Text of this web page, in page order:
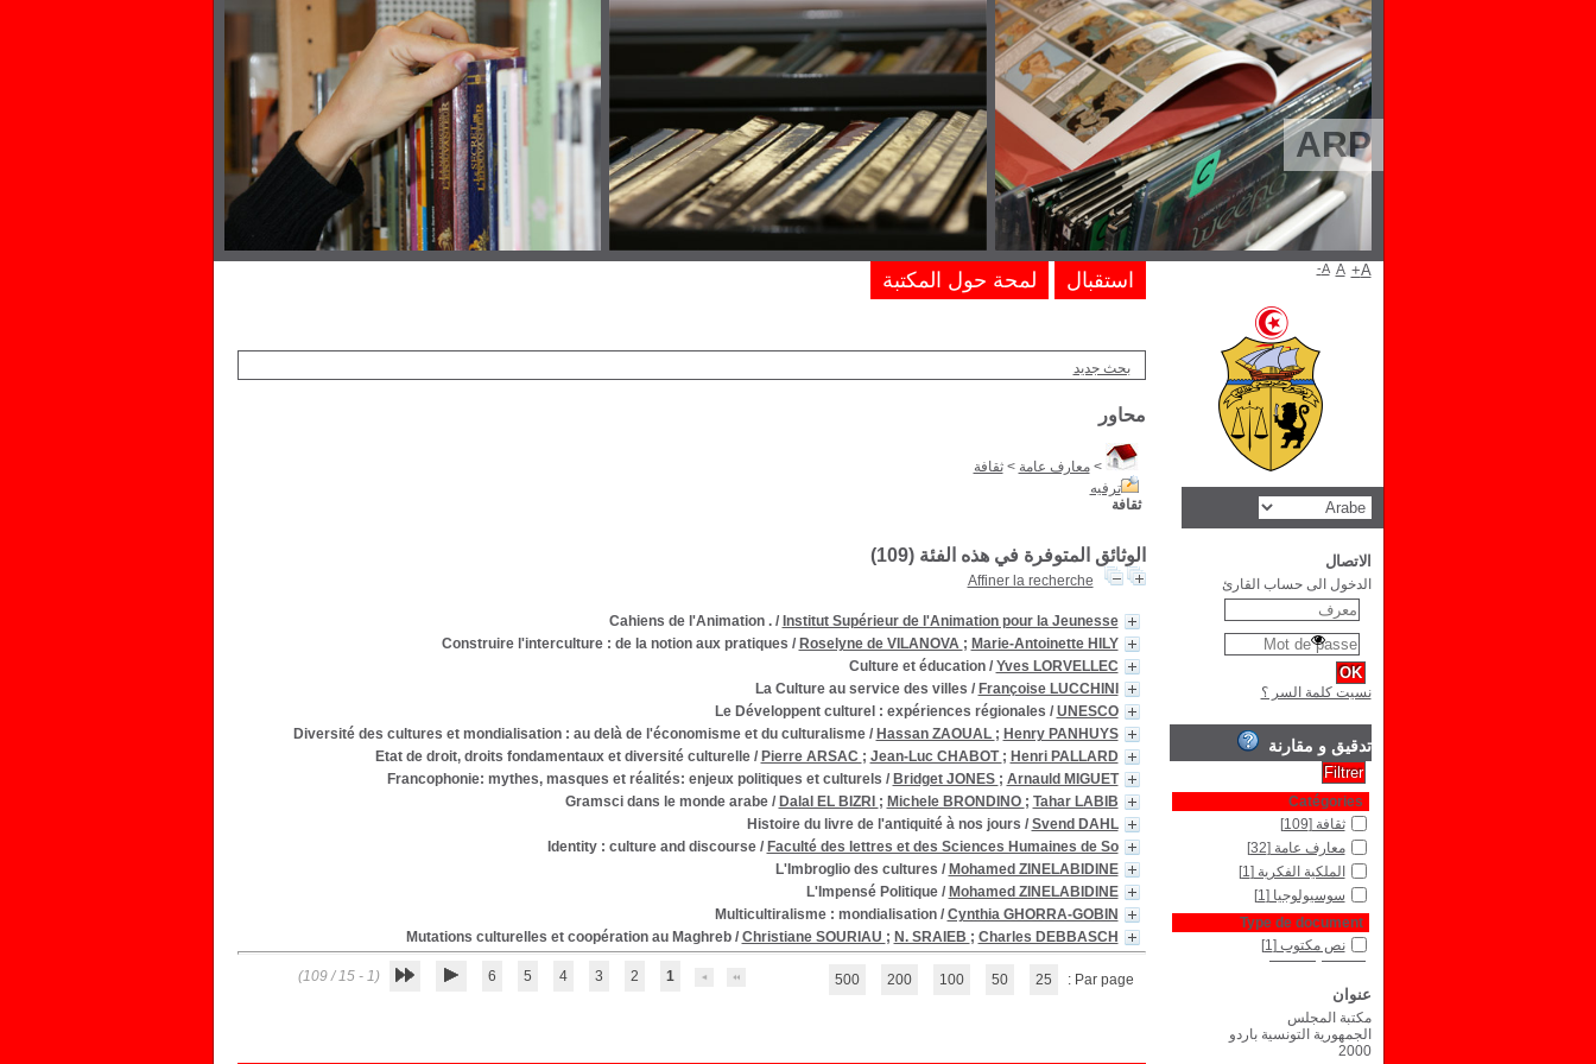
ARP
بحث جديد
محاور
>معارف عامة >ثقافة
ترفيه
ثقافة
الوثائق المتوفرة في هذه الفئة (109
)
Affiner la recherche
Cahiens de l'Animation ./ Institut Supérieur de l'Animation pour la Jeunesse
Construire l'interculture : de la notion aux pratiques / Roselyne de VILANOVA ; Marie-Antoinette HILY
Culture et éducation/ Yves LORVELLEC
La Culture au service des villes / Françoise LUCCHINI
Le Développent culturel : expériences régionales / UNESCO
Diversité des cultures et mondialisation : au delà de l'économisme et du culturalisme/ Hassan ZAOUAL ; Henry PANHUYS
Etat de droit, droits fondamentaux et diversité culturelle/ Pierre ARSAC ; Jean-Luc CHABOT ; Henri PALLARD
Francophonie: mythes, masques et réalités: enjeux politiques et culturels / Bridget JONES ; Arnauld MIGUET
Gramsci dans le monde arabe/ Dalal EL BIZRI ; Michele BRONDINO ; Tahar LABIB
Histoire du livre de l'antiquité à nos jours / Svend DAHL
Identity : culture and discourse/ Faculté des lettres et des Sciences Humaines de So
L'Imbroglio des cultures / Mohamed ZINELABIDINE
L'Impensé Politique/ Mohamed ZINELABIDINE
Multicultiralisme : mondialisation/ Cynthia GHORRA-GOBIN
Mutations culturelles et coopération au Maghreb/ Christiane SOURIAU ; N. SRAIEB ; Charles DEBBASCH
1
2
3
4
5
6
(1 - 15 / 109) Par page :
25
50
100
200
500
استقبال لمحة حول المكتبة A- A A+
الاتصال
الدخول الى حساب القارئ
نسيت كلمة السر ؟
تدقيق و مقارنة
Catégories
ثقافة [109]
معارف عامة [32]
الملكية الفكرية [1]
سوسيولوجيا [1]
Type de document
نص مكتوب [1]
عنوان
مكتبة المجلس
الجمهورية التونسية باردو
2000